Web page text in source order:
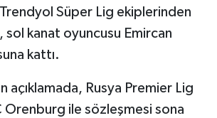
Süper Lig ekiplerinden
sol kanat oyuncusu Emircan
kattı.
açıklamada, Rusya Premier Lig
Orenburg ile sözleşmesi sona